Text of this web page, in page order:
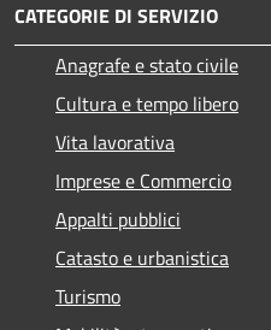
CATEGORIE DI SERVIZIO
Anagrafe e stato civile
Cultura e tempo libero
Vita lavorativa
Imprese e Commercio
Appalti pubblici
Catasto e urbanistica
Turismo